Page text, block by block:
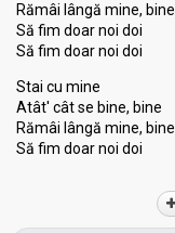
Rămâi lângă mine, bine
Să fim doar noi doi
Să fim doar noi doi
Stai cu mine
Atât' cât ѕe bine, bine
Rămâi lângă mine, bine
Să fim doаr noi doi